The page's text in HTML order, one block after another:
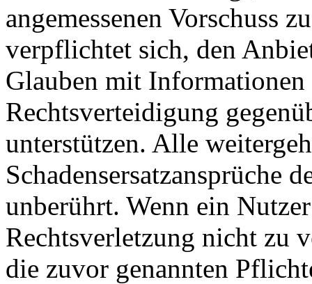
angemessenen Vorschuss
verpflichtet sich, den
Glauben mit
Rechtsverteidigung
unterstützen. Alle
Schadensersatzansprüche
unberührt. Wenn ein
Rechtsverletzung nicht zu
die zuvor genannten